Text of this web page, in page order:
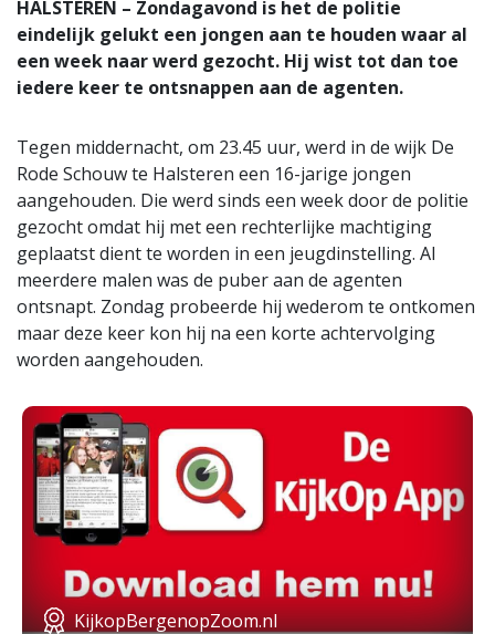
HALSTEREN – Zondagavond is het de politie
eindelijk gelukt een jongen aan te houden waar al
een week naar werd gezocht. Hij wist tot dan toe
iedere keer te ontsnappen aan de agenten.
Tegen middernacht, om 23.45 uur, werd in de wijk De
Rode Schouw te Halsteren een 16-jarige jongen
aangehouden. Die werd sinds een week door de politie
gezocht omdat hij met een rechterlijke machtiging
geplaatst dient te worden in een jeugdinstelling. Al
meerdere malen was de puber aan de agenten
ontsnapt. Zondag probeerde hij wederom te ontkomen
maar deze keer kon hij na een korte achtervolging
worden aangehouden.
KijkopBergenopZoom.nl